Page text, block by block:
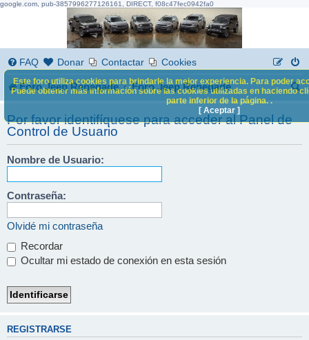
google.com, pub-3857996277126161, DIRECT, f08c47fec0942fa0
FAQ Donar Contactar Cookies
Foro Jeep Renegade Foro Jeep Renegade
B
s
c
Por favor identifíquese para acceder al Panel de
Control de Usuario
Nombre de Usuario:
Contraseña:
Olvidé mi contraseña
Recordar
Ocultar mi estado de conexión en esta sesión
REGISTRARSE
Este foro utiliza cookies para brindarle la mejor experiencia. Para poder
Puede obtener más información sobre las cookies utilizadas en haciendo
parte inferior de la página. .
[ Aceptar ]